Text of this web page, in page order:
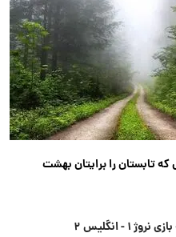
تابستان را برایتان بهشت
۱ - انگلیس ۲